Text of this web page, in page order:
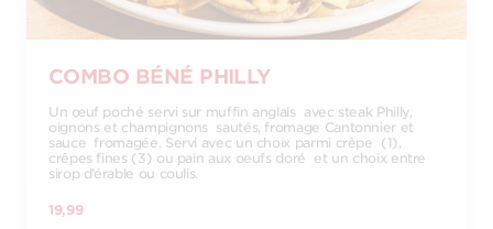
COMBO BÉNÉ PHILLY
Un œuf poché servi sur muffin anglais avec steak Philly,
oignons et champignons sautés, fromage Cantonnier et
sauce fromagée. Servi avec un choix parmi crêpe (1),
crêpes fines (3) ou pain aux oeufs doré et un choix entre
sirop d’érable ou coulis.
19,99